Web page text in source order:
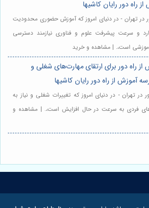
راه دور رایان کاشیها
در تهران - در دنیای امروز که آموزش حضوری محدودیت
و سرعت پیشرفت علوم و فناوری نیازمند دسترسی
است،. | مشاهده و خرید
از راه دور برای ارتقای مهارت‌های شغلی و
آموزش از راه دور رایان کاشیها
در تهران - در دنیای امروز که تغییرات شغلی و نیاز به
های فردی به سرعت در حال افزایش است،. | مشاهده و